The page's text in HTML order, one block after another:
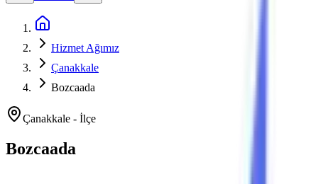
Hizmet Ağımız
Çanakkale
Bozcaada
Çanakkale - İlçe
Bozcaada